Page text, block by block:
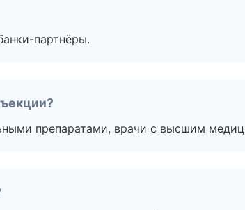
партнёры.
препаратами, врачи с высшим